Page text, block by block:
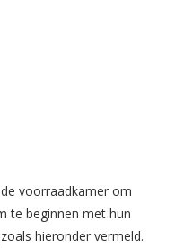
voorraadkamer om
te beginnen met hun
hieronder vermeld.